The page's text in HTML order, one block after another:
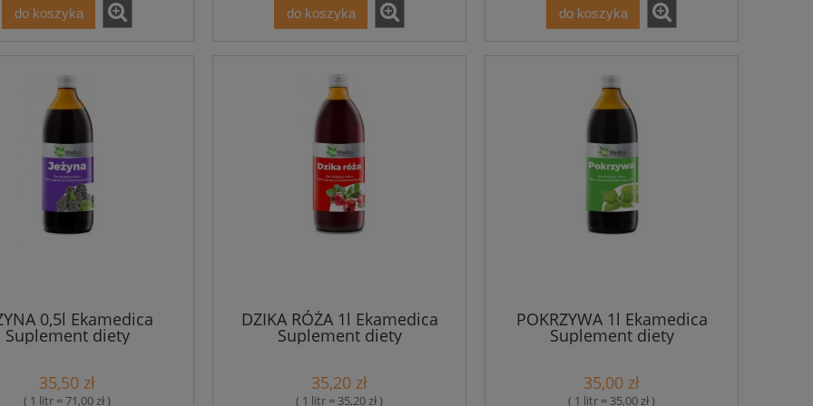
do koszyka do koszyka do koszyka
0,5l Ekamedica
Suplement diety
35,50 zł
( 1 litr = 71,00 zł )
DZIKA RÓŻA 1l Ekamedica
Suplement diety
35,20 zł
( 1 litr = 35,20 zł )
POKRZYWA 1l Ekamedica
Suplement diety
35,00 zł
( 1 litr = 35,00 zł )